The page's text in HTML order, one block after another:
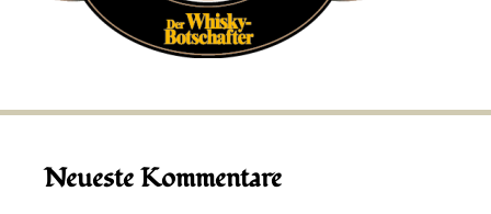
Neueste Kommentare